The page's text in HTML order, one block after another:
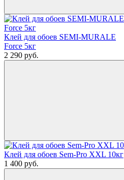
Клей для обоев SEMI-MURALE
Force 5кг
2 290 руб.
Клей для обоев Sem-Pro XXL 10кг
1 400 руб.